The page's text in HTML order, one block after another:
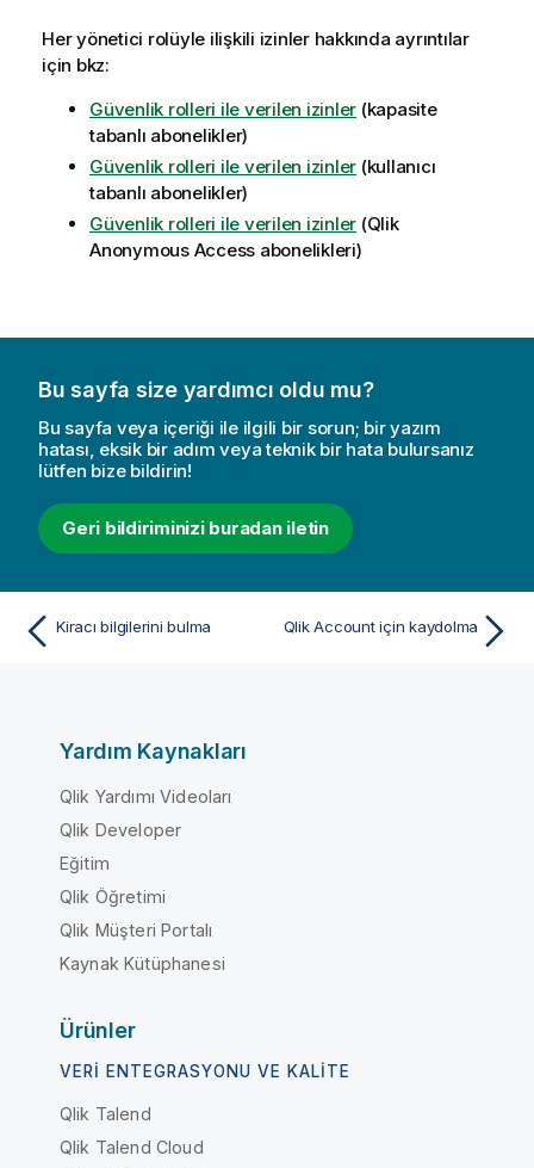
Her yönetici rolüyle ilişkili izinler hakkında ayrıntılar
için bkz:
Güvenlik rolleri ile verilen izinler (kapasite
tabanlı abonelikler)
Güvenlik rolleri ile verilen izinler (kullanıcı
tabanlı abonelikler)
Güvenlik rolleri ile verilen izinler (Qlik
Anonymous Access abonelikleri)
Bu sayfa size yardımcı oldu mu?
Bu sayfa veya içeriği ile ilgili bir sorun; bir yazım
hatası, eksik bir adım veya teknik bir hata bulursanız
lütfen bize bildirin!
Geri bildiriminizi buradan iletin
Kiracı bilgilerini bulma Qlik Account için kaydolma
Yardım Kaynakları
Qlik Yardımı Videoları
Qlik Developer
Eğitim
Qlik Öğretimi
Qlik Müşteri Portalı
Kaynak Kütüphanesi
Ürünler
VERI ENTEGRASYONU VE KALITE
Qlik Talend
Qlik Talend Cloud